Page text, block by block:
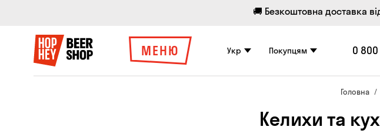
🚚 Безкоштовна доставка
МЕНЮ Укр Покупцям 0
Головна
Келихи та